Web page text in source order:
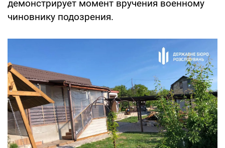
демонстрирует момент вручения военному
чиновнику подозрения.